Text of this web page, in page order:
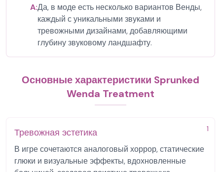
A:Да, в моде есть несколько вариантов Венды,
каждый с уникальными звуками и
тревожными дизайнами, добавляющими
глубину звуковому ландшафту.
Основные характеристики Sprunked
Wenda Treatment
1
Тревожная эстетика
В игре сочетаются аналоговый хоррор, статические
глюки и визуальные эффекты, вдохновленные